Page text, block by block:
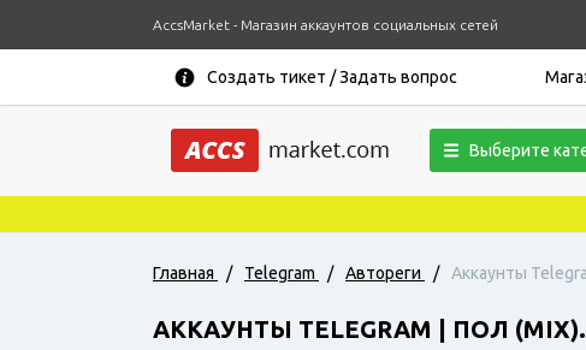
AccsMarket - Магазин аккаунтов социальных сетей
Создать тикет / Задать вопрос
Выберите
Главная / Telegram / Автореги / Аккаунты
АККАУНТЫ TELEGRAM | ПОЛ